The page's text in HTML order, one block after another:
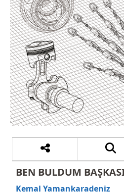
BEN BULDUM
Kemal Yamankaradeniz